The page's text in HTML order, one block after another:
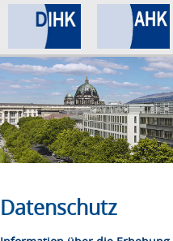
Home
Datenschutz
Impressum
Datenschutz